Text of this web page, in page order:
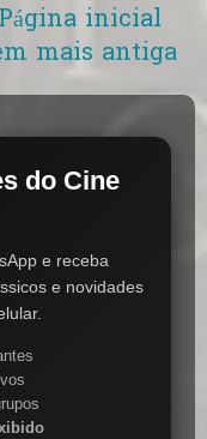
mais antiga
Página inicial
do Cine
e receba
e novidades